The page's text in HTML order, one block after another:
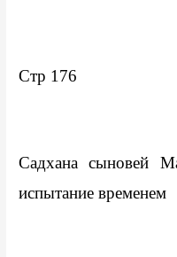
Стр 176
Садхана сыновей
испытание временем